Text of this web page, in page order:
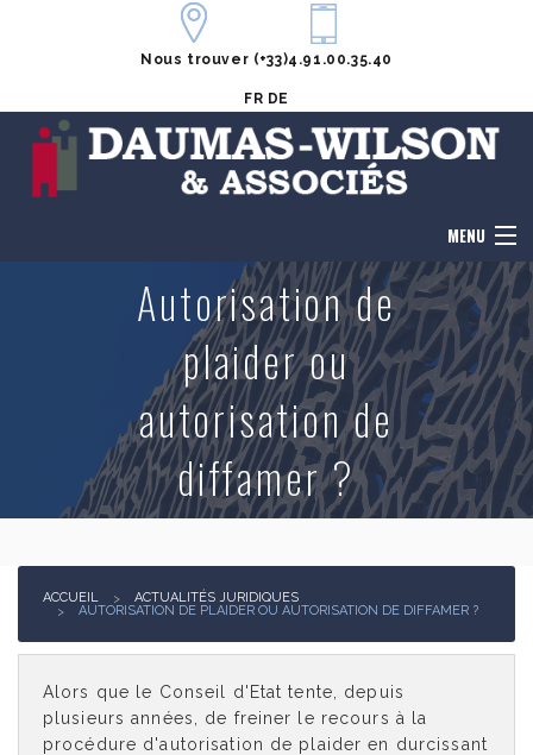
Nous trouver (+33)4.91.00.35.40
FR DE
MENU
Notre équipe
Actualités juridiques
Contact
Autorisation de
plaider ou
autorisation de
diffamer ?
ACCUEIL
ACTUALITÉS JURIDIQUES
AUTORISATION DE PLAIDER OU AUTORISATION DE DIFFAMER ?
Alors que le Conseil d'Etat tente, depuis
plusieurs années, de freiner le recours à la
procédure d'autorisation de plaider en durcissant